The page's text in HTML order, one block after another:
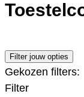
Filter jouw opties
Gekozen filters:
Filter